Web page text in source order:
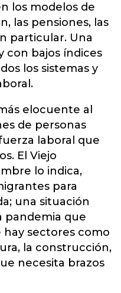
los modelos de
las pensiones, las
particular. Una
con bajos índices
los sistemas y
elocuente al
de personas
laboral que
El Viejo
lo indica,
para
una situación
pandemia que
sectores como
la construcción,
necesita brazos